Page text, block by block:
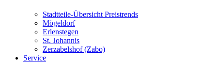
Stadtteile-Übersicht Preistrends
Mögeldorf
Erlenstegen
St. Johannis
Zerzabelshof (Zabo)
Service